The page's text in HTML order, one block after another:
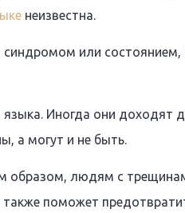
неизвестна.
или
Иногда они доходят
а могут и не быть.
образом, людям с
поможет